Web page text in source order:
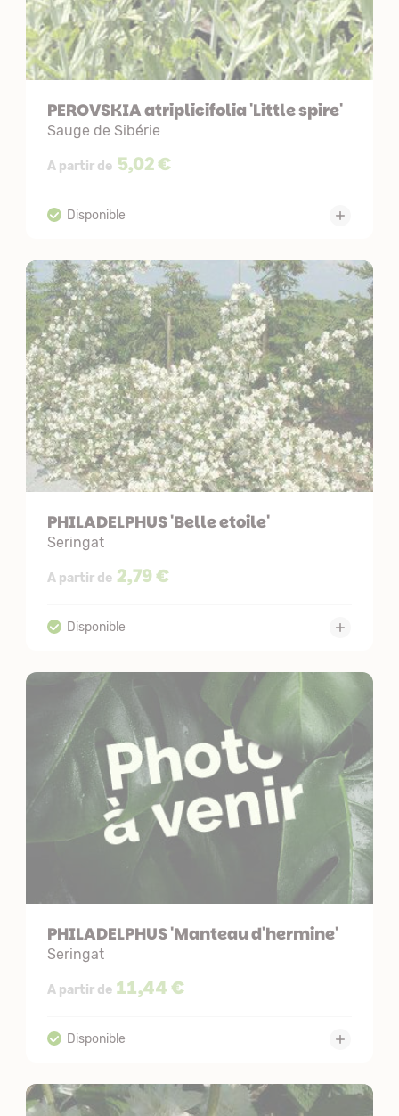
PEROVSKIA atriplicifolia 'Little spire'
Sauge de Sibérie
A partir de 5,02 €
PHILADELPHUS 'Belle etoile'
Seringat
A partir de 2,79 €
PHILADELPHUS 'Manteau d'hermine'
Seringat
A partir de 11,44 €